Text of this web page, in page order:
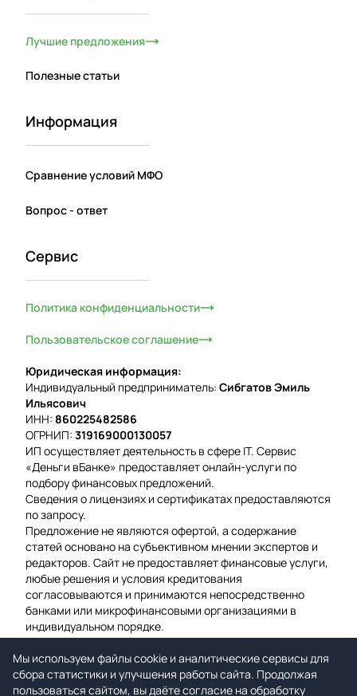
Мы используем файлы cookie и аналитические сервисы для
сбора статистики и улучшения работы сайта. Продолжая
пользоваться сайтом, вы даёте согласие на обработку
Лучшие предложения
Полезные статьи
Информация
Сравнение условий МФО
Вопрос - ответ
Сервис
Политика конфиденциальности
Пользовательское соглашение
Юридическая информация:
Индивидуальный предприниматель: Сибгатов Эмиль
Ильясович
ИНН: 860225482586
ОГРНИП: 319169000130057
ИП осуществляет деятельность в сфере IT. Сервис
«Деньги вБанке» предоставляет онлайн-услуги по
подбору финансовых предложений.
Сведения о лицензиях и сертификатах предоставляются
по запросу.
Предложение не являются офертой, а содержание
статей основано на субъективном мнении экспертов и
редакторов. Сайт не предоставляет финансовые услуги,
любые решения и условия кредитования
согласовываются и принимаются непосредственно
банками или микрофинансовыми организациями в
индивидуальном порядке.
Вероятность одобрения рассчитывается на основе
среднего значения подтвержденных заявок за
предыдущую неделю.
Мы используем файлы cookie для гарантии удобства и